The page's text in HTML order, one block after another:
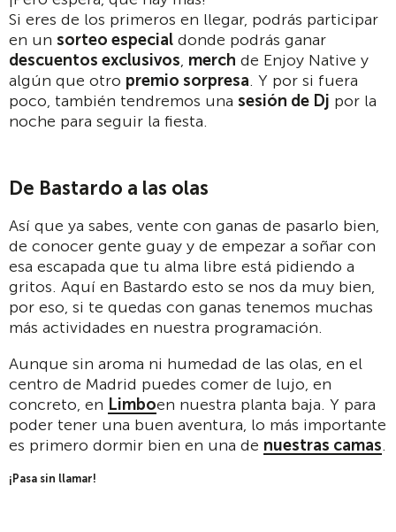
Si eres de los primeros en llegar, podrás participar
en un sorteo especial donde podrás ganar
descuentos exclusivos, merch de Enjoy Native y
algún que otro premio sorpresa. Y por si fuera
poco, también tendremos una sesión de Dj por la
noche para seguir la fiesta.
De Bastardo a las olas
Así que ya sabes, vente con ganas de pasarlo bien,
de conocer gente guay y de empezar a soñar con
esa escapada que tu alma libre está pidiendo a
gritos. Aquí en Bastardo esto se nos da muy bien,
por eso, si te quedas con ganas tenemos muchas
más actividades en nuestra programación.
Aunque sin aroma ni humedad de las olas, en el
centro de Madrid puedes comer de lujo, en
concreto, en Limboen nuestra planta baja. Y para
poder tener una buen aventura, lo más importante
es primero dormir bien en una de nuestras camas.
¡Pasa sin llamar!